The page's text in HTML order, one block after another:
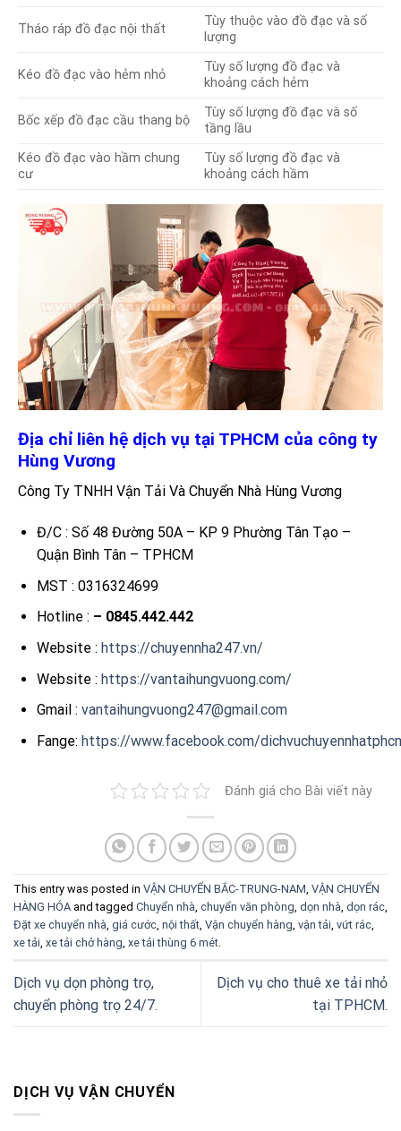
DỊCH VỤ VẬN CHUYỂN
Tháo ráp đồ đạc nội thất
Tùy thuộc vào đồ đạc và số
lượng
Kéo đồ đạc vào hẻm nhỏ
Tùy số lượng đồ đạc và
khoảng cách hẻm
Bốc xếp đồ đạc cầu thang bộ
Tùy số lượng đồ đạc và số
tầng lầu
Kéo đồ đạc vào hầm chung
cư
Tùy số lượng đồ đạc và
khoảng cách hầm
Địa chỉ liên hệ dịch vụ tại TPHCM của công ty
Hùng Vương
Công Ty TNHH Vận Tải Và Chuyển Nhà Hùng Vương
Đ/C : Số 48 Đường 50A – KP 9 Phường Tân Tạo –
Quận Bình Tân – TPHCM
MST : 0316324699
Hotline : – 0845.442.442
Website : https://chuyennha247.vn/
Website : https://vantaihungvuong.com/
Gmail : vantaihungvuong247@gmail.com
Fange: https://www.facebook.com/
Đánh giá cho Bài viết này
This entry was posted in VẬN CHUYỂN BẮC-TRUNG-NAM, VẬN CHUYỂN
HÀNG HÓA and tagged Chuyển nhà, chuyển văn phòng, dọn nhà, dọn rác,
Đặt xe chuyển nhà, giá cước, nội thất, Vận chuyển hàng, vận tải, vứt rác,
xe tải, xe tải chở hàng, xe tải thùng 6 mét.
Dịch vụ dọn phòng trọ,
chuyển phòng trọ 24/7.
Dịch vụ cho thuê xe tải nhỏ
tại TPHCM.